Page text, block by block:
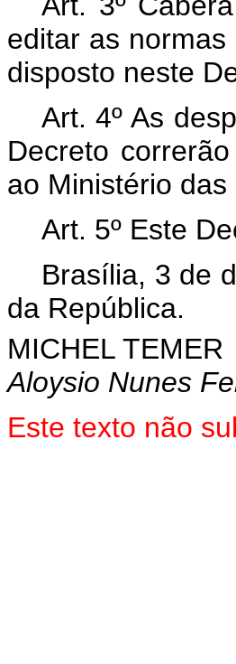
editar as
disposto neste
Art. 4º As
Decreto
ao Ministério
Art. 5º Este
Brasília, 3 de
da República.
MICHEL TEMER
Aloysio Nunes
Este texto não